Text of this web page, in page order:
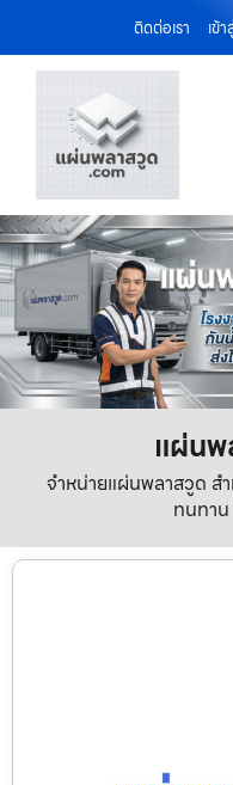
ติดต่อเรา เข้
แผ่น
จำหน่ายแผ่นพลาสวูด ส
ทนทาน